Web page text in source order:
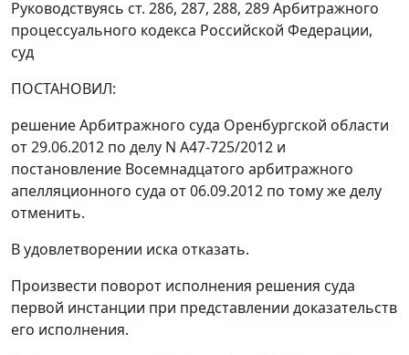
Руководствуясь ст. 286, 287, 288, 289Арбитражного
процессуального кодекса Российской Федерации,
суд
ПОСТАНОВИЛ:
решение Арбитражного суда Оренбургской области
от 29.06.2012 по делу N А47-725/2012 и
постановление Восемнадцатого арбитражного
апелляционного суда от 06.09.2012 по тому же делу
отменить.
В удовлетворении иска отказать.
Произвести поворот исполнения решения суда
первой инстанции при представлении доказательств
его исполнения.